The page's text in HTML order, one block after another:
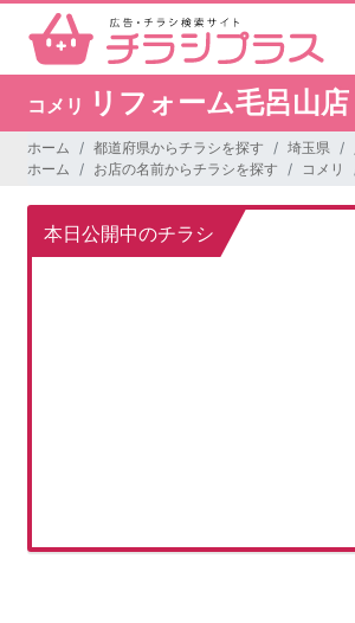
コメリ リフォーム毛呂山店
ホーム 都道府県からチラシを探す 埼玉県
ホーム
お店の名前からチラシを探す コメリ
本日公開中のチラシ